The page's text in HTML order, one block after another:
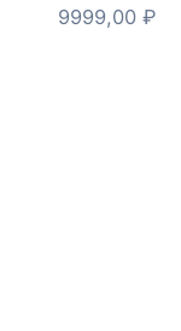
9999,00 ₽